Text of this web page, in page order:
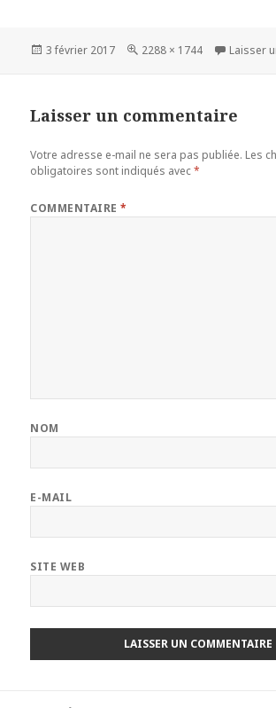
Publié
3 février 2017
Taille
2288 × 1744 Laisser
Laisser un commentaire
Votre adresse e-mail ne sera pas publiée. Les
obligatoires sont indiqués avec*
COMMENTAIRE*
NOM
E-MAIL
SITE WEB